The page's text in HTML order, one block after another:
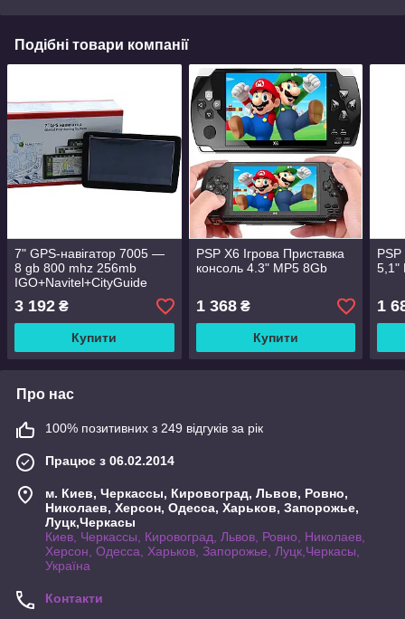
Подібні товари компанії
7" GPS-навігатор 7005 —
8 gb 800 mhz 256mb
IGO+Navitel+CityGuide
3 192 ₴
Купити
PSP X6 Ігрова Приставка
консоль 4.3" MP5 8Gb
1 368₴
Купити
PSP
5,1"
1
Про нас
100% позитивних з 249 відгуків за рік
Працює з 06.02.2014
м. Киев, Черкассы, Кировоград, Львов, Ровно,
Николаев, Херсон, Одесса, Харьков, Запорожье,
Луцк,Черкасы
Киев, Черкассы, Кировоград, Львов, Ровно, Николаев,
Херсон, Одесса, Харьков, Запорожье, Луцк,Черкасы,
Україна
Контакти